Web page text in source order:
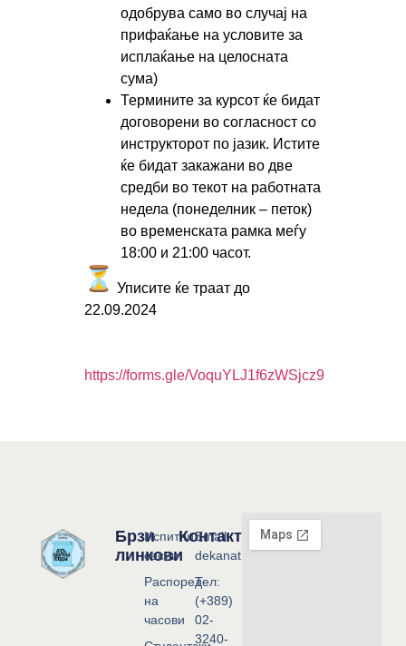
одобрува само во случај на
прифаќање на условите за
исплаќање на целосната
сума)
Термините за курсот ќе бидат
договорени во согласност со
инструкторот по јазик. Истите
ќе бидат закажани во две
средби во текот на работната
недела (понеделник – петок)
во временската рамка меѓу
18:00 и 21:00 часот.
Уписите ќе траат до
22.09.2024
https://forms.gle/VoquYLJ1f6zWSjcz9
Брзи
линкови
Испитни
сесии
Распоред
на
часови
Контакт
Email:
dekanat@flf.ukim.edu.mk
Тел:
(+389)
02-
3240-